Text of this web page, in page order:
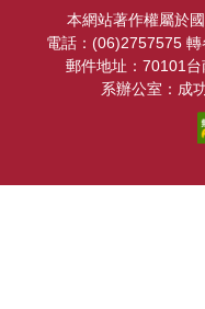
超穎奈米光子中心
本網站著作權屬於
電話：(06)2757575
郵件地址：70101
系辦公室：成